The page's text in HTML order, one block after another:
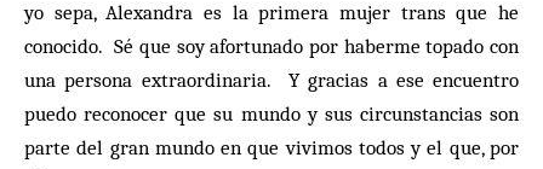
yo sepa, Alexandra es la primera mujer trans que he
conocido. Sé que soy afortunado por haberme topado con
una persona extraordinaria. Y gracias a ese encuentro
puedo reconocer que su mundo y sus circunstancias son
parte del gran mundo en que vivimos todos y el que, por